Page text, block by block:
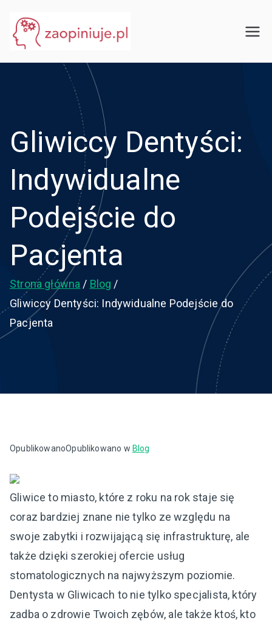
treści
Gliwiccy Dentyści:
Indywidualne
Podejście do
Pacjenta
Strona główna
Blog
Gliwiccy Dentyści: Indywidualne Podejście do
Pacjenta
OpublikowanoOpublikowano w Blog
Gliwice to miasto, które z roku na rok staje się
coraz bardziej znane nie tylko ze względu na
swoje zabytki i rozwijającą się infrastrukturę, ale
także dzięki szerokiej ofercie usług
stomatologicznych na najwyższym poziomie.
Dentysta w Gliwicach to nie tylko specjalista, który
zadba o zdrowie Twoich zębów, ale także ktoś, kto